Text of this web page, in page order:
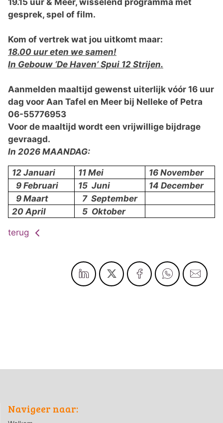
gesprek, spel of film.
Kom of vertrek wat jou uitkomt maar:
18.00 uur eten we samen!
In Gebouw ‘De Haven’ Spui 12 Strijen.
Aanmelden maaltijd gewenst uiterlijk vóór 16 uur
dag voor Aan Tafel en Meer bij Nelleke of Petra
06-55776953
Voor de maaltijd wordt een vrijwillige bijdrage
gevraagd.
In 2026 MAANDAG:
12 Januari
11 Mei
16 November
9 Februari
15 Juni
14 December
9 Maart
7 September
20 April
5 Oktober
terug
Navigeer naar: